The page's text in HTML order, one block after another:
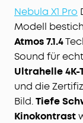
dunklen
Perfekter
dorthin,
und
Mobiles
kabelloses
in einem
nimmst du
Nebula X1 Pro
Modell
Atmos 7.1.4
Sound für
Ultrahelle
und die
Bild.Tiefe
Kinokontrast